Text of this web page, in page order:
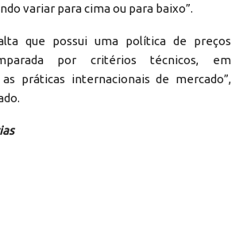
variar para cima ou para baixo”.
que possui uma política de preços
por critérios técnicos, em
práticas internacionais de mercado”,